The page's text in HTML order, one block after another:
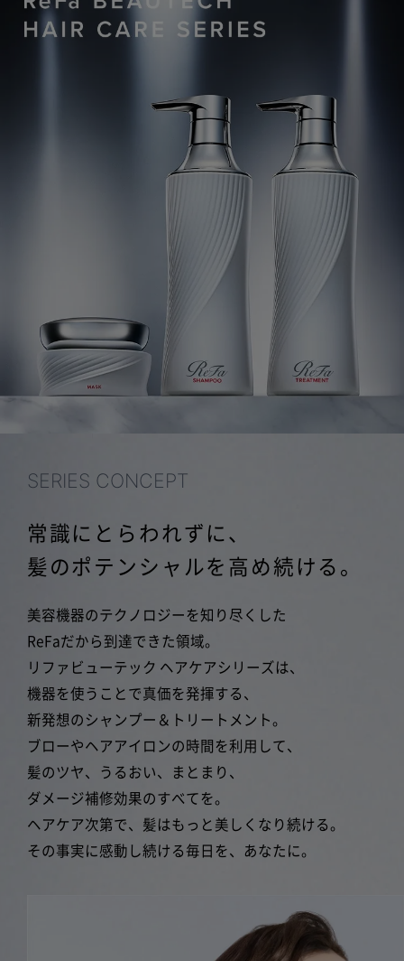
SERIES CONCEPT
常識にとらわれずに、
髪のポテンシャルを高め続ける。
美容機器のテクノロジーを知り尽くした
ReFaだから到達できた領域。
リファビューテック ヘアケアシリーズは、
機器を使うことで真価を発揮する、
新発想のシャンプー＆トリートメント。
ブローやヘアアイロンの時間を利用して、
髪のツヤ、うるおい、まとまり、
ダメージ補修効果のすべてを。
ヘアケア次第で、髪はもっと美しくなり続ける。
その事実に感動し続ける毎日を、あなたに。